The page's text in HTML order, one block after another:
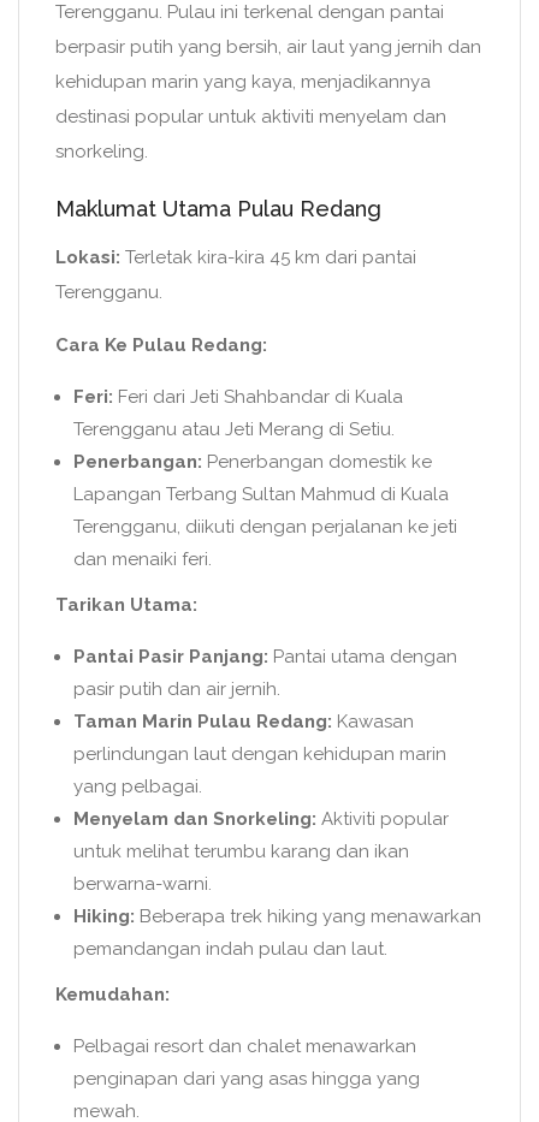
Terengganu. Pulau ini terkenal dengan pantai
berpasir putih yang bersih, air laut yang jernih dan
kehidupan marin yang kaya, menjadikannya
destinasi popular untuk aktiviti menyelam dan
snorkeling.
Maklumat Utama Pulau Redang
Lokasi: Terletak kira-kira 45 km dari pantai
Terengganu.
Cara Ke Pulau Redang:
Feri: Feri dari Jeti Shahbandar di Kuala
Terengganu atau Jeti Merang di Setiu.
Penerbangan: Penerbangan domestik ke
Lapangan Terbang Sultan Mahmud di Kuala
Terengganu, diikuti dengan perjalanan ke jeti
dan menaiki feri.
Tarikan Utama:
Pantai Pasir Panjang: Pantai utama dengan
pasir putih dan air jernih.
Taman Marin Pulau Redang: Kawasan
perlindungan laut dengan kehidupan marin
yang pelbagai.
Menyelam dan Snorkeling: Aktiviti popular
untuk melihat terumbu karang dan ikan
berwarna-warni.
Hiking: Beberapa trek hiking yang menawarkan
pemandangan indah pulau dan laut.
Kemudahan:
Pelbagai resort dan chalet menawarkan
penginapan dari yang asas hingga yang
mewah.